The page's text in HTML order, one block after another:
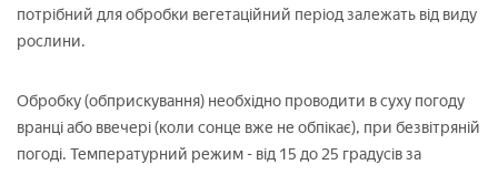
потрібний для обробки вегетаційний період залежать від виду
рослини.
Обробку (обприскування) необхідно проводити в суху погоду
вранці або ввечері (коли сонце вже не обпікає), при безвітряній
погоді. Температурний режим - від 15 до 25 градусів за